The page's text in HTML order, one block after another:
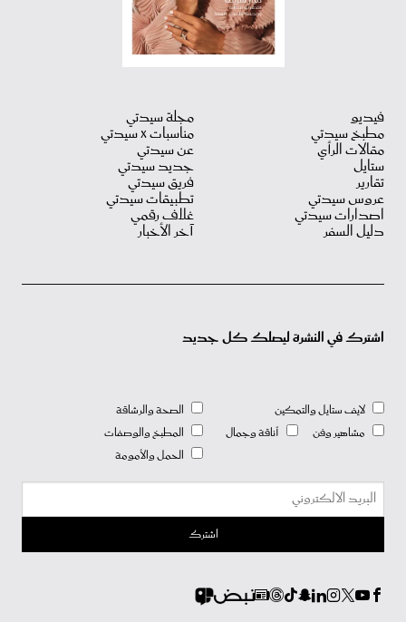
فيديو
مطبخ سيدتي
مقالات الرأي
ستايل
تقارير
عروس سيدتي
اصدارات سيدتي
دليل السفر
مجلة سيدتي
مناسبات X سيدتي
عن سيدتي
جديد سيدتي
فريق سيدتي
تطبيقات سيدتي
غلاف رقمي
آخر الأخبار
اشترك في النشرة ليصلك كل جديد
لايف ستايل والتمكين
مشاهير وفن
أناقة وجمال
الصحة والرشاقة
المطبخ والوصفات
الحمل والأمومة